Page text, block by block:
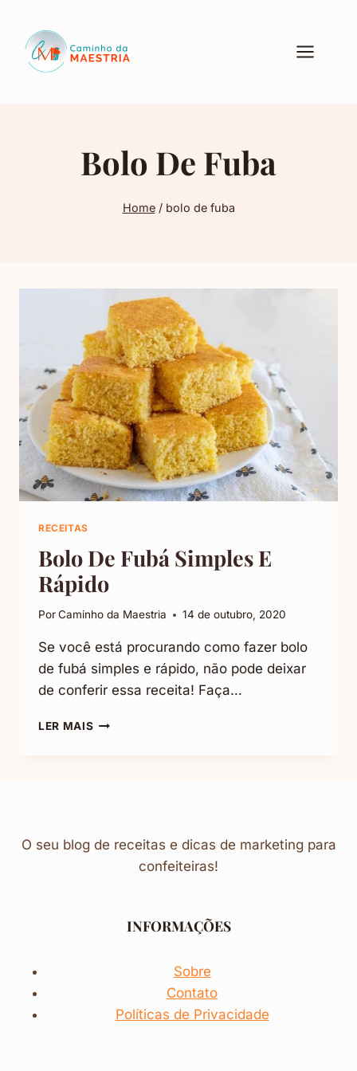
Conteúdo
Bolo De Fuba
Home / bolo de fuba
RECEITAS
Bolo De Fubá Simples E
Rápido
PorCaminho da Maestria 14 de outubro, 2020
Se você está procurando como fazer bolo
de fubá simples e rápido, não pode deixar
de conferir essa receita! Faça…
LER MAISBOLO
O seu blog de receitas e dicas de marketing para
confeiteiras!
INFORMAÇÕES
Sobre
Contato
Políticas de Privacidade